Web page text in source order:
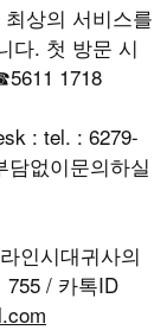
상의 서비스를
다. 첫 방문 시
1718
: tel. : 6279-
없이문의하실
인시대귀사의
755 / 카톡ID